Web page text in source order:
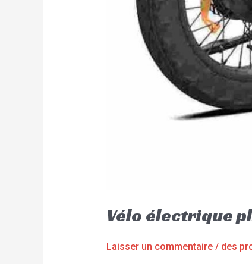
Vélo électrique
Laisser un commentaire / des